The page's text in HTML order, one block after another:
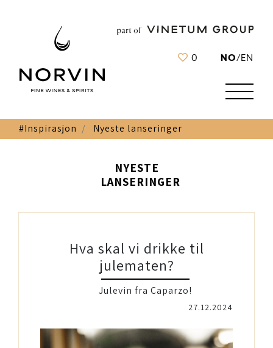
0 NO/EN
#Inspirasjon Nyeste lanseringer
NYESTE
LANSERINGER
Hva skal vi drikke til
julematen?
Julevin fra Caparzo!
27.12.2024